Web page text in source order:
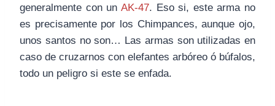
generalmente con un AK-47. Eso si, este arma no
es precisamente por los Chimpances, aunque ojo,
unos santos no son… Las armas son utilizadas en
caso de cruzarnos con elefantes arbóreo ó búfalos,
todo un peligro si este se enfada.